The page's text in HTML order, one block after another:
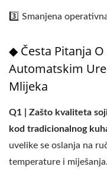
3️⃣ Smanjena
◆ Česta Pitanja
Automatskim
Mlijeka
Q1 | Zašto kvaliteta
kod tradicionalnog
uvelike se oslanja na
temperature i